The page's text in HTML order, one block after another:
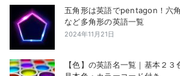
五角形は英語でpentagon！六
など多角形の英語一覧
2024年11月21日
【色】の英語名一覧｜基本２３